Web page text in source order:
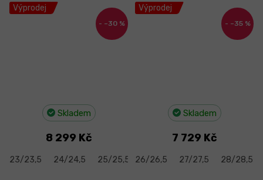
Výprodej
–30 %
Skladem
8 299 Kč
23/23,5 24/24,5 25/25,5 26/26,5 27/27,5
Výprodej
–35 %
Skladem
7 729 Kč
26/26,5 27/27,5 28/28,5